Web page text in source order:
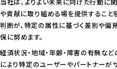
当社は、よりよい未来に向けた行動に
や貢献に取り組める場を提供すること
判断が、特定の属性に基づく差別や偏
保に努めます。
経済状況・地域・年齢・障害の有無な
により特定のユーザーやパートナー